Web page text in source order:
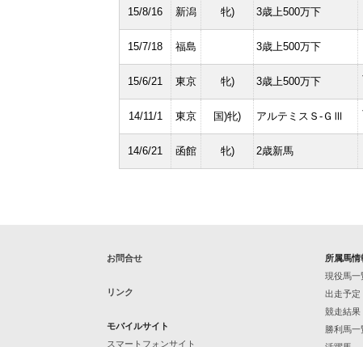
15/8/16 新潟 牝) 3歳上500万下
15/7/18 福島 3歳上500万下
15/6/21 東京 牝) 3歳上500万下
14/11/1 東京 国)牝) アルテミスＳ-ＧⅢ
14/6/21 函館 牝) 2歳新馬
お問合せ
リンク
モバイルサイト
スマートフォンサイト
所属馬情
現役馬一
出走予定
競走結果
勝利馬一